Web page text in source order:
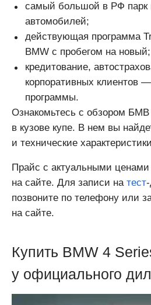
самый большой в РФ парк
автомобилей;
действующая программа
BMW с пробегом на новый;
кредитование,
корпоративных клиентов
программы.
Ознакомьтесь с обзором БМВ
в кузове купе. В нем вы
и технические
Прайс с актуальными ценами
на сайте. Для записи на тест
позвоните по телефону или
на сайте.
Купить BMW 4
у официального